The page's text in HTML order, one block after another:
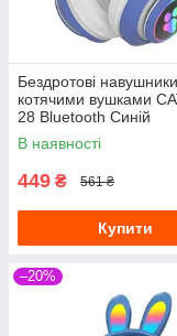
Бездротові
котячими вушками
28 Bluetooth Синій
В наявності
449 ₴ 561 ₴
Купити
–20%